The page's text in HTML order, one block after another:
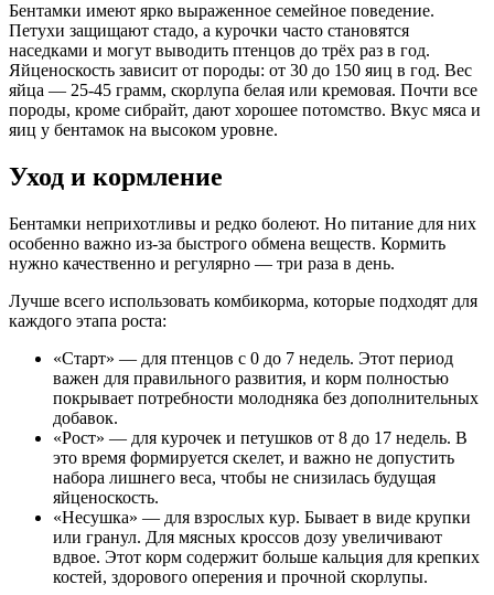
Бентамки имеют ярко выраженное семейное поведение.
Петухи защищают стадо, а курочки часто становятся
наседками и могут выводить птенцов до трёх раз в год.
Яйценоскость зависит от породы: от 30 до 150 яиц в год. Вес
яйца — 25-45 грамм, скорлупа белая или кремовая. Почти все
породы, кроме сибрайт, дают хорошее потомство. Вкус мяса и
яиц у бентамок на высоком уровне.
Уход и кормление
Бентамки неприхотливы и редко болеют. Но питание для них
особенно важно из-за быстрого обмена веществ. Кормить
нужно качественно и регулярно — три раза в день.
Лучше всего использовать комбикорма, которые подходят для
каждого этапа роста:
«Старт» — для птенцов с 0 до 7 недель. Этот период
важен для правильного развития, и корм полностью
покрывает потребности молодняка без дополнительных
добавок.
«Рост» — для курочек и петушков от 8 до 17 недель. В
это время формируется скелет, и важно не допустить
набора лишнего веса, чтобы не снизилась будущая
яйценоскость.
«Несушка» — для взрослых кур. Бывает в виде крупки
или гранул. Для мясных кроссов дозу увеличивают
вдвое. Этот корм содержит больше кальция для крепких
костей, здорового оперения и прочной скорлупы.